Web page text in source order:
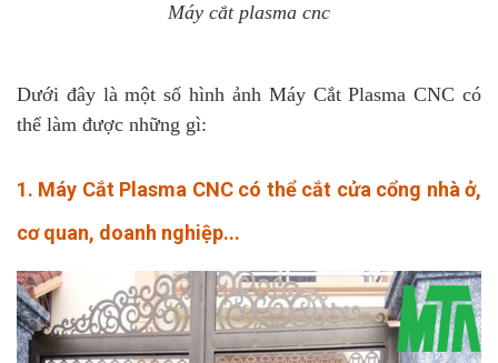
Máy cắt plasma cnc
Dưới đây là một số hình ảnh Máy Cắt Plasma CNC có
thể làm được những gì:
1. Máy Cắt Plasma CNC có thể cắt cửa cổng nhà ở,
cơ quan, doanh nghiệp...